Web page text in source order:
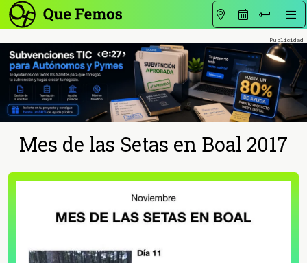
Mes de las Setas en Boal 2017